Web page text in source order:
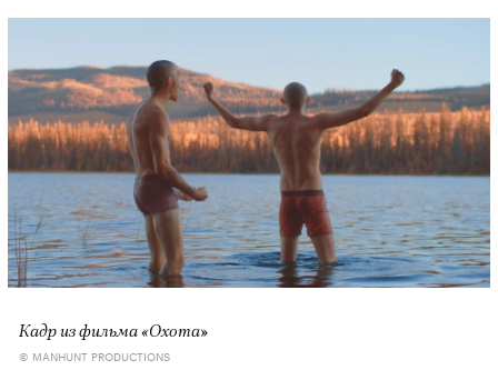
Кадр из фильма «Охота»
© MANHUNT PRODUCTIONS